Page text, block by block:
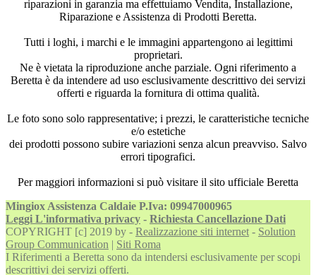
riparazioni in garanzia ma effettuiamo Vendita, Installazione,
Riparazione e Assistenza di Prodotti Beretta.
Tutti i loghi, i marchi e le immagini appartengono ai legittimi
proprietari.
Ne è vietata la riproduzione anche parziale. Ogni riferimento a
Beretta è da intendere ad uso esclusivamente descrittivo dei servizi
offerti e riguarda la fornitura di ottima qualità.
Le foto sono solo rappresentative; i prezzi, le caratteristiche tecniche
e/o estetiche
dei prodotti possono subire variazioni senza alcun preavviso. Salvo
errori tipografici.
Per maggiori informazioni si può visitare il sito ufficiale Beretta
Mingiox Assistenza Caldaie P.Iva: 09947000965
Leggi L'informativa privacy - Richiesta Cancellazione Dati
COPYRIGHT [c] 2019 by - Realizzazione siti internet - Solution
Group Communication | Siti Roma
I Riferimenti a Beretta sono da intendersi esclusivamente per scopi
descrittivi dei servizi offerti.